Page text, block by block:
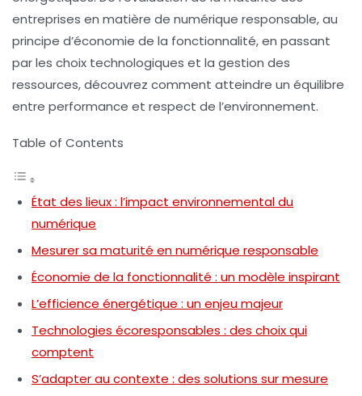
entreprises en matière de numérique responsable, au
principe d’économie de la fonctionnalité, en passant
par les choix technologiques et la gestion des
ressources, découvrez comment atteindre un équilibre
entre performance et respect de l’environnement.
Table of Contents
État des lieux : l’impact environnemental du
numérique
Mesurer sa maturité en numérique responsable
Économie de la fonctionnalité : un modèle inspirant
L’efficience énergétique : un enjeu majeur
Technologies écoresponsables : des choix qui
comptent
S’adapter au contexte : des solutions sur mesure